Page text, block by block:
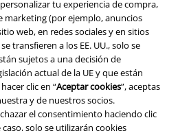
tu experiencia de compra,
marketing (por ejemplo, anuncios
web, en redes sociales y en sitios
transfieren a los EE. UU., solo se
sujetos a una decisión de
actual de la UE y que están
clic en “Aceptar cookies”, aceptas
y de nuestros socios.
el consentimiento haciendo clic
solo se utilizarán cookies
Group Company